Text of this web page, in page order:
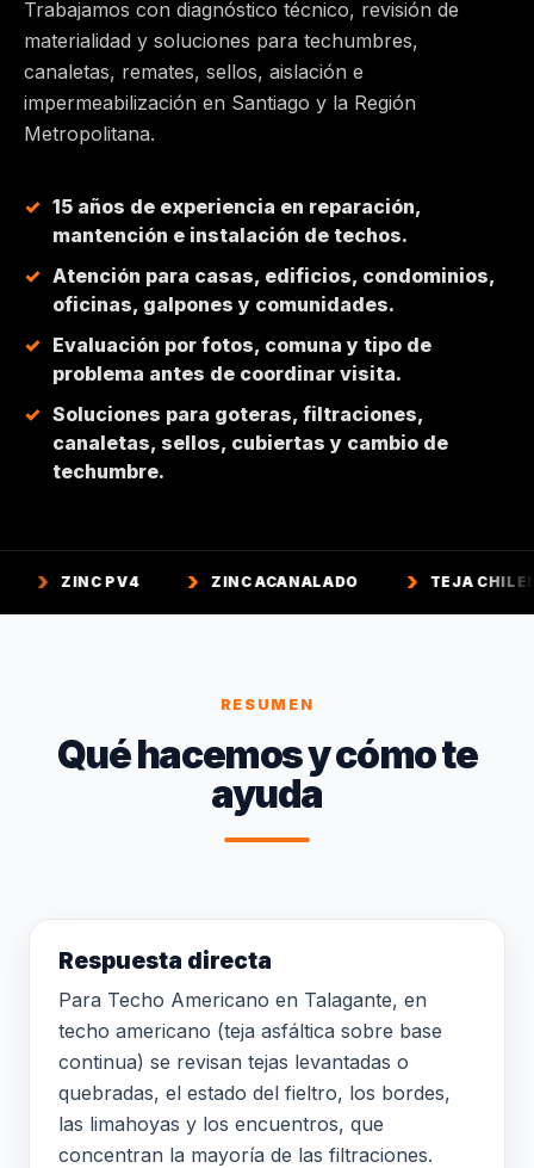
MAIPÚ
PEÑALOLÉN
QUILICURA
COLINA
CHICUREO
Trabajamos con diagnóstico técnico, revisión de
materialidad y soluciones para techumbres,
canaletas, remates, sellos, aislación e
impermeabilización en Santiago y la Región
Metropolitana.
15 años de experiencia en reparación,
mantención e instalación de techos.
Atención para casas, edificios, condominios,
oficinas, galpones y comunidades.
Evaluación por fotos, comuna y tipo de
problema antes de coordinar visita.
Soluciones para goteras, filtraciones,
canaletas, sellos, cubiertas y cambio de
techumbre.
ZINC ACANALADO TEJA CHILENA
RESUMEN
Qué hacemos y cómo te
ayuda
Respuesta directa
Para Techo Americano en Talagante, en
techo americano (teja asfáltica sobre base
continua) se revisan tejas levantadas o
quebradas, el estado del fieltro, los bordes,
las limahoyas y los encuentros, que
concentran la mayoría de las filtraciones.